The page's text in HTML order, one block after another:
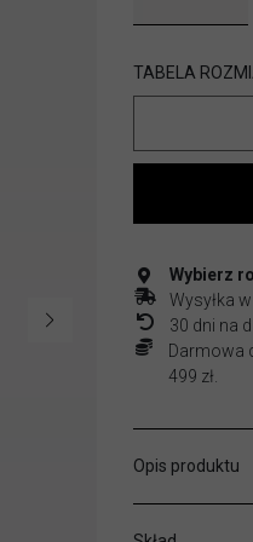
TABELA
Wybierz
Wysyłka
30 dni na
Darmowa
499 zł.
Opis produktu